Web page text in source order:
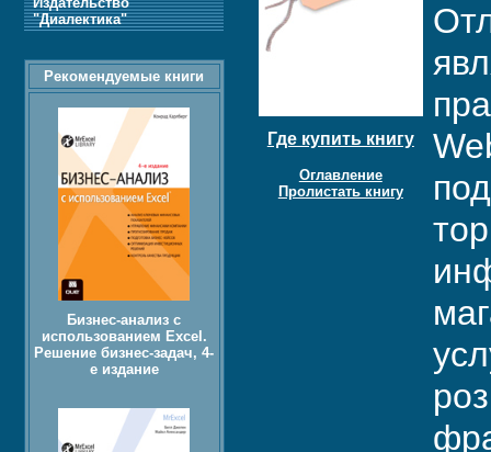
Где купить книгу
Оглавление
Пролистать книгу
"Диалектика"
Рекомендуемые книги
Бизнес-анализ с
использованием Excel.
Решение бизнес-задач, 4-
е издание